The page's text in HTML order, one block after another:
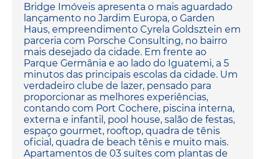
Bridge Imóveis apresenta o mais aguardado
lançamento no Jardim Europa, o Garden
Haus, empreendimento Cyrela Goldsztein em
parceria com Porsche Consulting, no bairro
mais desejado da cidade. Em frente ao
Parque Germânia e ao lado do Iguatemi, a 5
minutos das principais escolas da cidade. Um
verdadeiro clube de lazer, pensado para
proporcionar as melhores experiências,
contando com Port Cochere, piscina interna,
externa e infantil, pool house, salão de festas,
espaço gourmet, rooftop, quadra de tênis
oficial, quadra de beach tênis e muito mais.
Apartamentos de 03 suítes com plantas de